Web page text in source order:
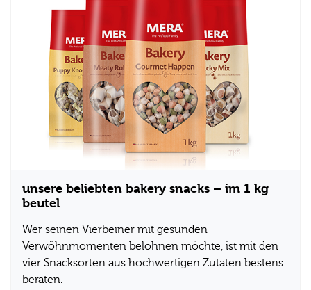
unsere beliebten bakery snacks – im 1 kg
beutel
Wer seinen Vierbeiner mit gesunden
Verwöhnmomenten belohnen möchte, ist mit den
vier Snacksorten aus hochwertigen Zutaten bestens
beraten.